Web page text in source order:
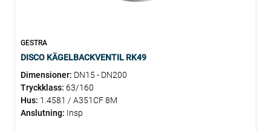
GESTRA
DISCO KÄGELBACKVENTIL RK49
Dimensioner: DN15 - DN200
Tryckklass: 63/160
Hus: 1.4581 / A351CF 8M
Anslutning: Insp